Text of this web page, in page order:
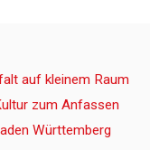
auf kleinem Raum
zum Anfassen
Württemberg